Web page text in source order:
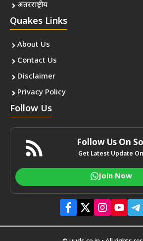
अंतरराष्ट्रीय
Quakes Links
About Us
Contact Us
Disclaimer
Privacy Policy
Follow Us
Follow Us On
Get Latest Update
Join Now